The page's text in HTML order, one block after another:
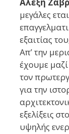
μεγάλες
εξαιτίας
Απ’ την
έχουμε
τον
για την
εξελίξεις
υψηλής